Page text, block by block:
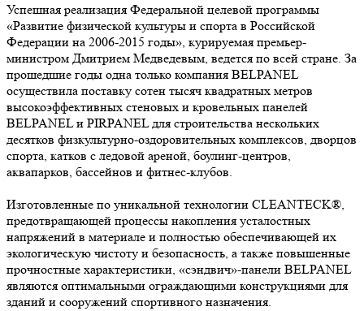
Успешная реализация Федеральной целевой программы
«Развитие физической культуры и спорта в Российской
Федерации на 2006-2015 годы», курируемая премьер-
министром Дмитрием Медведевым, ведется по всей стране. За
прошедшие годы одна только компания BELPANEL
осуществила поставку сотен тысяч квадратных метров
высокоэффективных стеновых и кровельных панелей
BELPANEL и PIRPANEL для строительства нескольких
десятков физкультурно-оздоровительных комплексов, дворцов
спорта, катков с ледовой ареной, боулинг-центров,
аквапарков, бассейнов и фитнес-клубов.
Изготовленные по уникальной технологии CLEANTECK®,
предотвращающей процессы накопления усталостных
напряжений в материале и полностью обеспечивающей их
экологическую чистоту и безопасность, а также повышенные
прочностные характеристики, «сэндвич»-панели BELPANEL
являются оптимальными ограждающими конструкциями для
зданий и сооружений спортивного назначения.